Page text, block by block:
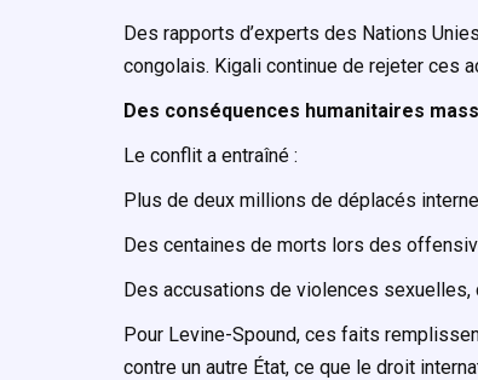
Des rapports d’experts des Nations
congolais. Kigali continue de rejeter ces
Des conséquences humanitaires
Le conflit a entraîné :
Plus de deux millions de déplacés
Des centaines de morts lors des
Des accusations de violences
Pour Levine-Spound, ces faits
contre un autre État, ce que le droit